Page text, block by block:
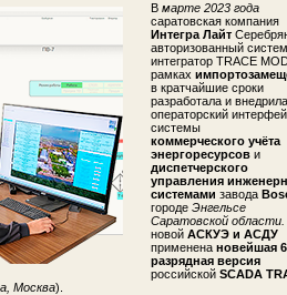
В марте 2023 года
саратовская компания
Интегра Лайт
авторизованный
интегратор TRACE
рамках
в кратчайшие сроки
разработала и внедрила
операторский
системы
коммерческого учёта
энергоресурсов и
диспетчерского
управления
системами завода
городе Энгельсе
Саратовской области.
новой АСКУЭ и АСДУ
применена новейшая
разрядная версия
российской SCADA
Москва).